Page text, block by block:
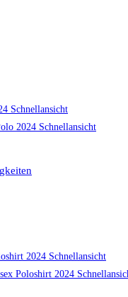
Schnellansicht
Schnellansicht
Schnellansicht